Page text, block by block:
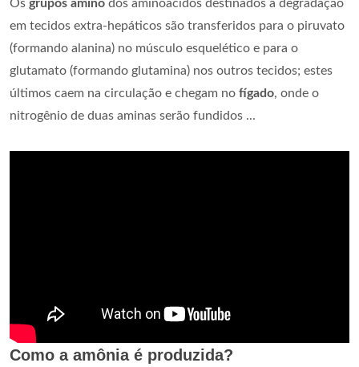
Os grupos amino dos aminoácidos destinados a degradação
em tecidos extra-hepáticos são transferidos para o piruvato
(formando alanina) no músculo esquelético e para o
glutamato (formando glutamina) nos outros tecidos; estes
últimos caem na circulação e chegam no fígado, onde o
nitrogênio de duas aminas serão fundidos ...
Como a amônia é produzida?